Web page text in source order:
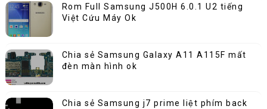
Rom Full Samsung J500H 6.0.1 U2 tiếng
Việt Cứu Máy Ok
Chia sẻ Samsung Galaxy A11 A115F mất
đèn màn hình ok
Chia sẻ Samsung j7 prime liệt phím back